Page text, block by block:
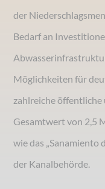
der
Bedarf an
Möglichkeiten für
zahlreiche
Gesamtwert von 2,5
wie das Sanamiento
der Kanalbehörde.